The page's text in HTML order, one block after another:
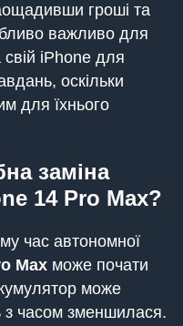
гроші та
важливо для
iPhone для
оскільки
для їхнього
заміна
14 Pro Max?
час автономної
Max може почати
може
з часом зменшилася.